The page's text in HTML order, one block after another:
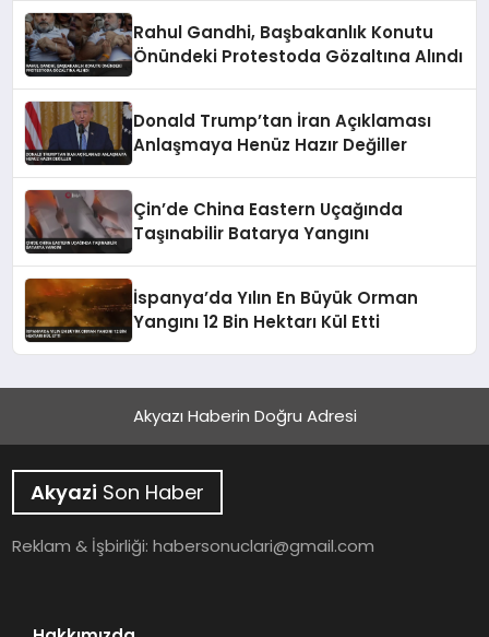
Rahul Gandhi, Başbakanlık Konutu
Önündeki Protestoda Gözaltına Alındı
Donald Trump’tan İran Açıklaması
Anlaşmaya Henüz Hazır Değiller
Çin’de China Eastern Uçağında
Taşınabilir Batarya Yangını
İspanya’da Yılın En Büyük Orman
Yangını 12 Bin Hektarı Kül Etti
Akyazı Haberin Doğru Adresi
Akyazi Son Haber
Reklam & İşbirliği:habersonuclari@gmail.com